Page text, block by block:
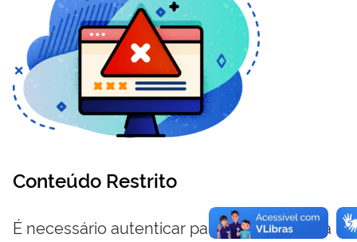
Conteúdo Restrito
É necessário autenticar para visualizar essa